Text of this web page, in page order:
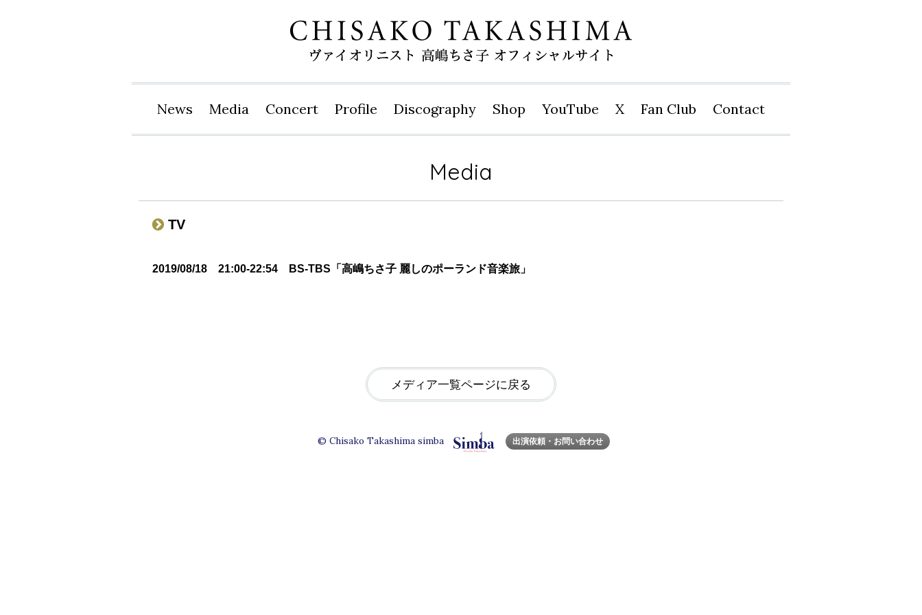
News Media Concert Profile Discography Shop YouTube X Fan Club Contact
Media
TV
2019/08/18 21:00-22:54 BS-TBS「高嶋ちさ子 麗しのポーランド音楽旅」
メディア一覧ページに戻る
© Chisako Takashima simba 出演依頼・お問い合わせ